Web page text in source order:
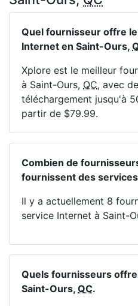
Quel fournisseur offre
Internet en Saint-Ours,
Xplore est le meilleur
à Saint-Ours, QC, avec
téléchargement jusqu'à
partir de $79.99.
Combien de
fournissent des
Il y a actuellement 8
service Internet à Saint-
Quels fournisseurs
Saint-Ours, QC.